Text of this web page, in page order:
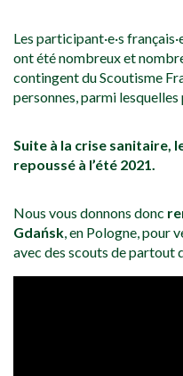
Les participant·e·s
ont été nombreux et
contingent du Scoutisme
personnes, parmi lesquelles
Suite à la crise sanitaire,
repoussé à l’été 2021.
Nous vous donnons donc
Gdańsk, en Pologne, pour
avec des scouts de partout